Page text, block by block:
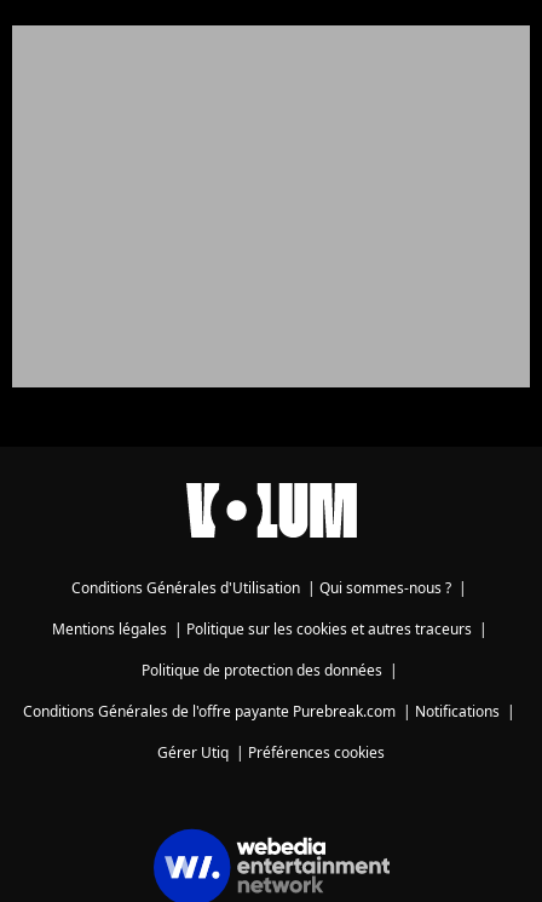
Conditions Générales d'Utilisation | Qui sommes-nous ? |
Mentions légales| Politique sur les cookies et autres traceurs|
Politique de protection des données|
Conditions Générales de l'offre payante Purebreak.com | Notifications |
Gérer Utiq | Préférences cookies